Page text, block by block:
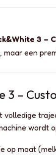
3 –
een
3 –
volledige
wordt
op maat